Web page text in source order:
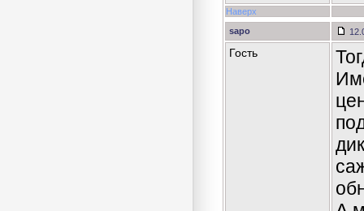
Наверх
sapo
Гость